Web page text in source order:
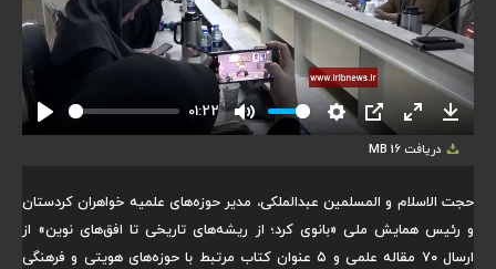
01:22
Mute Settings PIP
fullscreen
دریافت16 MB
حجت الاسلام و المسلمین عبدالملکی، مدیر حوزه‌های علمیه خواهران کردستان
و رئیس همایش ملی «بانوی کرد؛ از ریشه‌های تاریخی تا افق‌های نوین» از
ارسال ۷۰ مقاله علمی و ۵ عنوان کتاب مرتبط با حوزه‌های هویتی و فرهنگی